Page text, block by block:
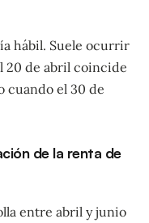
hábil. Suele ocurrir
20 de abril coincide
cuando el 30 de
de la renta de
entre abril y junio